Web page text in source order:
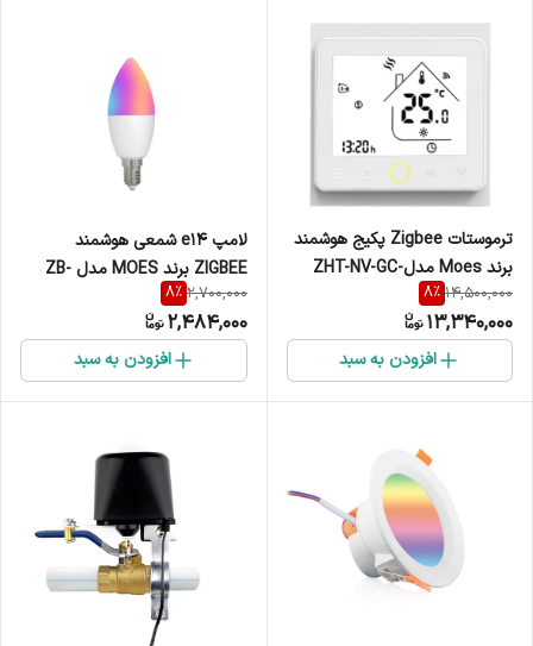
ترموستات Zigbee پکیج هوشمند
برند Moes مدلZHT-NV-GC-
WH-MS
14,500,000
8%
13,340,000
افزودن به سبد
لامپ e14 شمعی هوشمند
ZIGBEE برند MOES مدل ZB-
TDC6-RCW-E14-MS
2,700,000
8%
2,484,000
افزودن به سبد